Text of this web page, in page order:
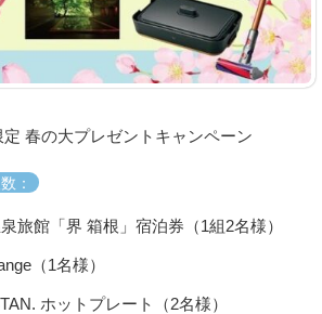
定 春の大プレゼントキャンペーン
：
旅館「界 箱根」宿泊券（1組2名様）
（1名様）
ホットプレート（2名様）